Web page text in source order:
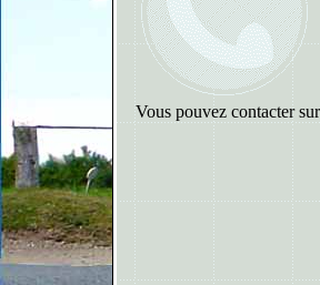
Vous pouvez contacter